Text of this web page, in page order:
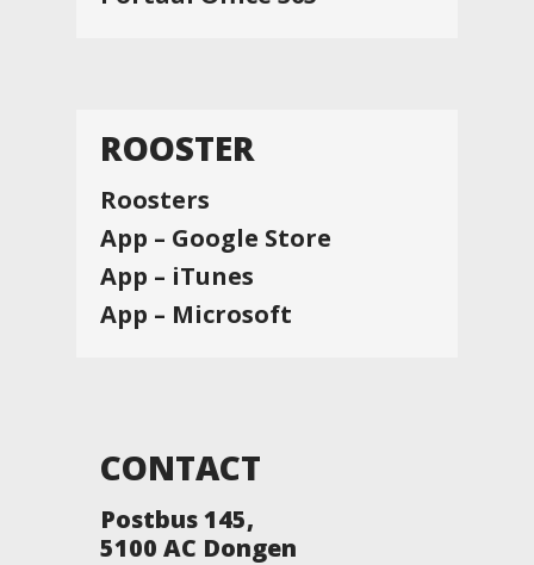
ROOSTER
Roosters
App – Google Store
App – iTunes
App – Microsoft
CONTACT
Postbus 145,
5100 AC Dongen